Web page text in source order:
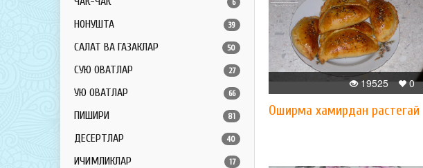
6
НОНУШТА 39
САЛАТ ВА ГАЗАКЛАР 50
СУЮҚ ОВҚАТЛАР 27
ҚУЮҚ ОВҚАТЛАР 66
ПИШИРИҚ 81
ДЕСЕРТЛАР 40
ИЧИМЛИКЛАР 17
0
19525
Оширма хамирдан растегай